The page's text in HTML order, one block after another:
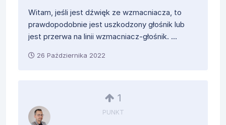
Witam, jeśli jest dźwięk ze wzmacniacza, to
prawdopodobnie jest uszkodzony głośnik lub
jest przerwa na linii wzmacniacz-głośnik. ...
26 Października 2022
1
PUNKT